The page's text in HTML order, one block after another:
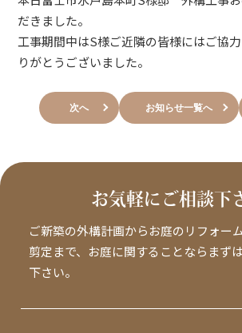
だきました。
工事期間中はS様ご近隣の皆様にはご協
りがとうございました。
次へ お知らせ一覧へ
お気軽にご相談下
ご新築の外構計画からお庭のリフォー
剪定まで、お庭に関することならまず
下さい。